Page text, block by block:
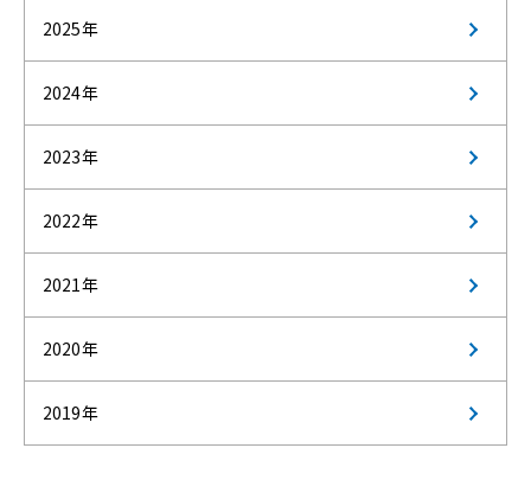
2025年
2024年
2023年
2022年
2021年
2020年
2019年